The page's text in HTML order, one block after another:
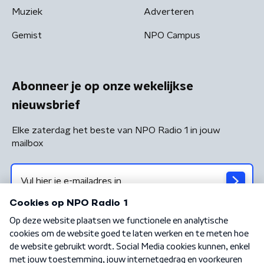
Muziek
Gemist
Adverteren
NPO Campus
Abonneer je op onze wekelijkse
nieuwsbrief
Elke zaterdag het beste van NPO Radio 1 in jouw
mailbox
Algemene voorwaarden